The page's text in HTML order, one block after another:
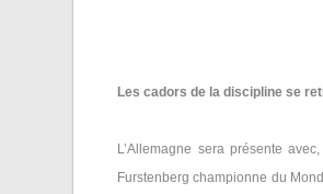
Les cadors de la discipline se
L’Allemagne sera présente
Furstenberg championne du